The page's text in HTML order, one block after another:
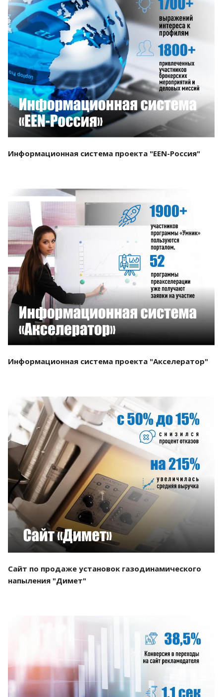
Смотреть проект
Информационная система проекта "EEN-Россия"
Смотреть проект
Информационная система проекта "Акселератор"
Смотреть проект
Сайт по продаже установок газодинамического
напыления "Димет"